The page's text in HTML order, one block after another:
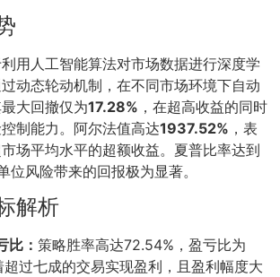
用人工智能算法对市场数据进行深度学
动态轮动机制，在不同市场环境下自动
大回撤仅为17.28% ，在超高收益的同时
制能力。阿尔法值高达1937.52% ，表
场平均水平的超额收益。夏普比率达到
位风险带来的回报极为显著。
解析
比： 策略胜率高达72.54%，盈亏比为
超过七成的交易实现盈利，且盈利幅度大